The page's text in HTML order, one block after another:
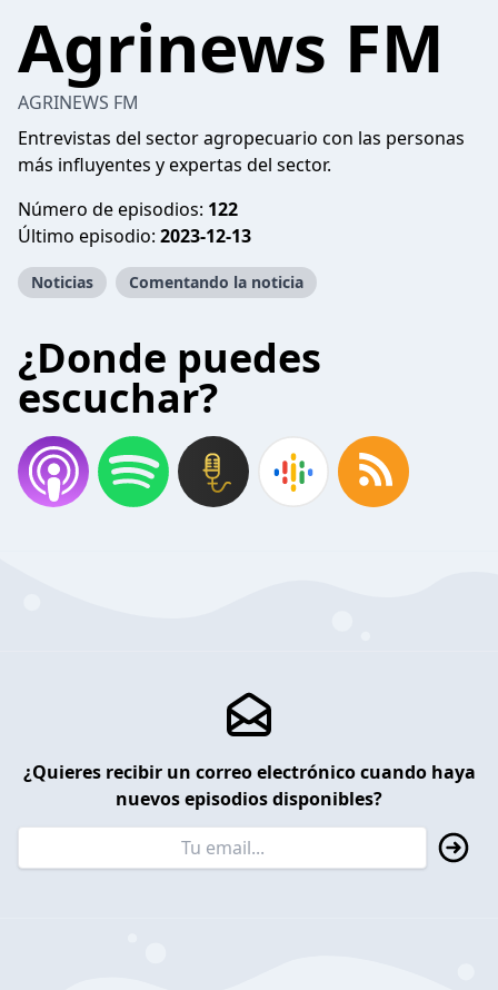
Agrinews FM
AGRINEWS FM
Entrevistas del sector agropecuario con las personas
más influyentes y expertas del sector.
Número de episodios: 122
Último episodio: 2023-12-13
Noticias Comentando la noticia
¿Donde puedes
escuchar?
¿Quieres recibir un correo electrónico cuando haya
nuevos episodios disponibles?